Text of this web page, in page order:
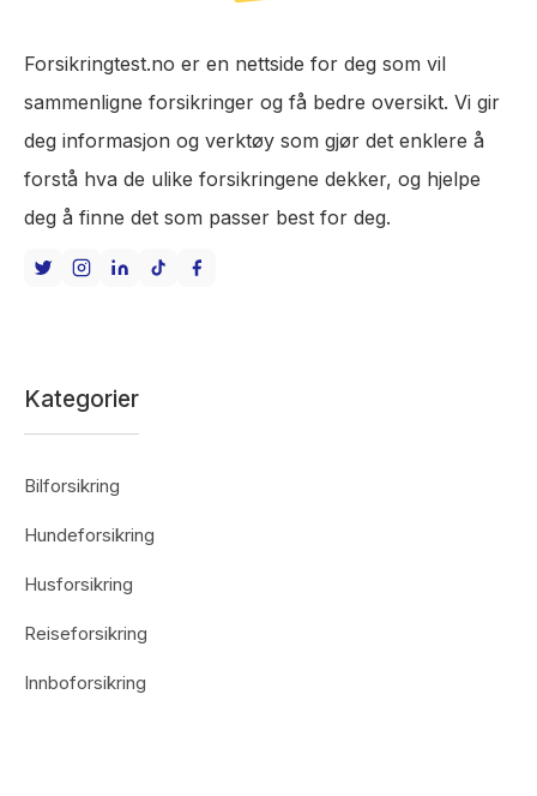
Forsikringtest.no er en nettside for deg som vil
sammenligne forsikringer og få bedre oversikt. Vi gir
deg informasjon og verktøy som gjør det enklere å
forstå hva de ulike forsikringene dekker, og hjelpe
deg å finne det som passer best for deg.
Kategorier
Bilforsikring
Hundeforsikring
Husforsikring
Reiseforsikring
Innboforsikring